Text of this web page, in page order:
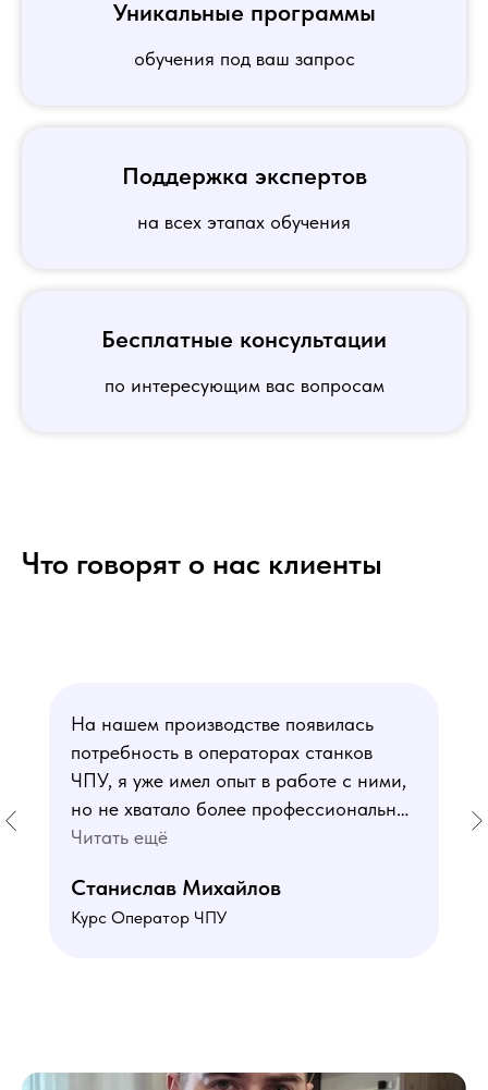
Уникальные программы
обучения под ваш запрос
Поддержка экспертов
на всех этапах обучения
Бесплатные консультации
по интересующим вас вопросам
Что говорят о нас клиенты
На нашем производстве появилась
потребность в операторах станков
ЧПУ, я уже имел опыт в работе с ними,
но не хватало более профессиональных
знаний. В курсе мне понравился блок
и программированию - это как раз то,
чего мне не хватало. Преподаватели
Читать ещё
Станислав Михайлов
Курс Оператор ЧПУ